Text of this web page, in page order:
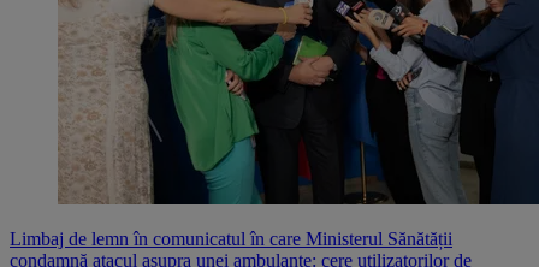
Limbaj de lemn în comunicatul în care Ministerul Sănătății
condamnă atacul asupra unei ambulanțe: cere utilizatorilor de